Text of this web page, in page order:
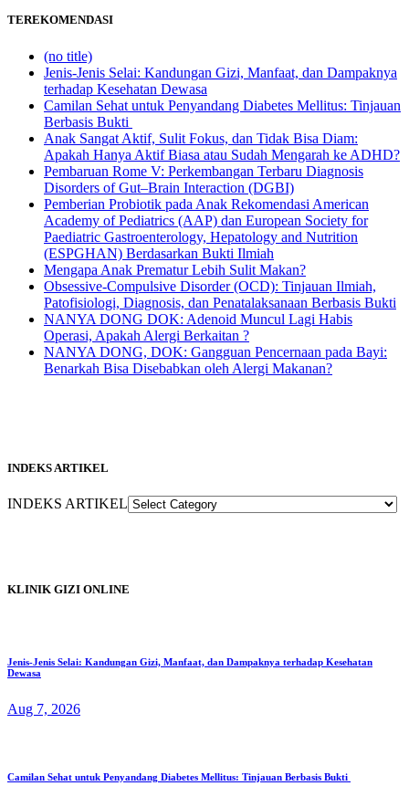
TEREKOMENDASI
(no title)
Jenis-Jenis Selai: Kandungan Gizi, Manfaat, dan Dampaknya
terhadap Kesehatan Dewasa
Camilan Sehat untuk Penyandang Diabetes Mellitus: Tinjauan
Berbasis Bukti
Anak Sangat Aktif, Sulit Fokus, dan Tidak Bisa Diam:
Apakah Hanya Aktif Biasa atau Sudah Mengarah ke ADHD?
Pembaruan Rome V: Perkembangan Terbaru Diagnosis
Disorders of Gut–Brain Interaction (DGBI)
Pemberian Probiotik pada Anak Rekomendasi American
Academy of Pediatrics (AAP) dan European Society for
Paediatric Gastroenterology, Hepatology and Nutrition
(ESPGHAN) Berdasarkan Bukti Ilmiah
Mengapa Anak Prematur Lebih Sulit Makan?
Obsessive-Compulsive Disorder (OCD): Tinjauan Ilmiah,
Patofisiologi, Diagnosis, dan Penatalaksanaan Berbasis Bukti
NANYA DONG DOK: Adenoid Muncul Lagi Habis
Operasi, Apakah Alergi Berkaitan ?
NANYA DONG, DOK: Gangguan Pencernaan pada Bayi:
Benarkah Bisa Disebabkan oleh Alergi Makanan?
INDEKS ARTIKEL
INDEKS ARTIKEL
KLINIK GIZI ONLINE
Jenis-Jenis Selai: Kandungan Gizi, Manfaat, dan Dampaknya terhadap Kesehatan
Dewasa
Aug 7, 2026
Camilan Sehat untuk Penyandang Diabetes Mellitus: Tinjauan Berbasis Bukti